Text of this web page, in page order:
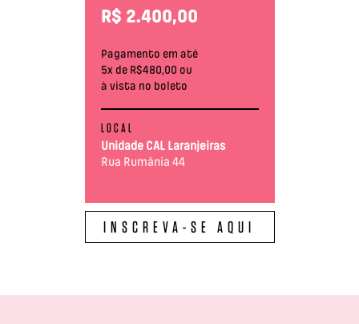
R$ 2.400,00
Pagamento em até
5x de R$480,00 ou
à vista no boleto
LOCAL
Unidade CAL Laranjeiras
Rua Rumânia 44
INSCREVA-SE AQUI